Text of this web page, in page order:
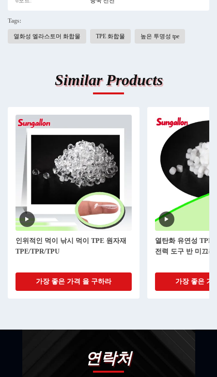
Tags:
열화성 엘라스토머 화합물 TPE 화합물 높은 투명성 tpe
Similar Products
인위적인 먹이 낚시 먹이 TPE 원자재
TPE/TPR/TPU
가장 좋은 가격 을 구하라
열탄화 유연성 TPE
전력 도구 반 미끄러
가장 좋은 가
연락처